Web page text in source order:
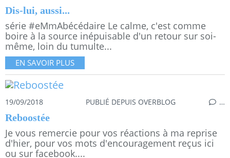
Dis-lui, aussi...
série #eMmAbécédaire Le calme, c'est comme
boire à la source inépuisable d'un retour sur soi-
même, loin du tumulte...
EN SAVOIR PLUS
19/09/2018 PUBLIÉ DEPUIS OVERBLOG …
Reboostée
Je vous remercie pour vos réactions à ma reprise
d'hier, pour vos mots d'encouragement reçus ici
ou sur facebook....